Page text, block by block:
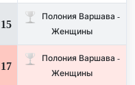
15
Полония Варшава -
Женщины
17
Полония Варшава -
Женщины